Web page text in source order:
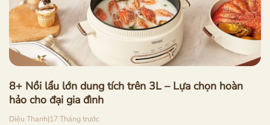
8+ Nồi lẩu lớn dung tích trên 3L – Lựa chọn hoàn
hảo cho đại gia đình
Diệu Thanh|17 Tháng trước